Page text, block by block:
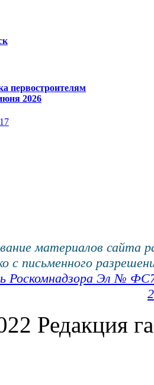
первостроителям
2026
материалов сайта
с письменного
Роскомнадзора Эл №
Редакция